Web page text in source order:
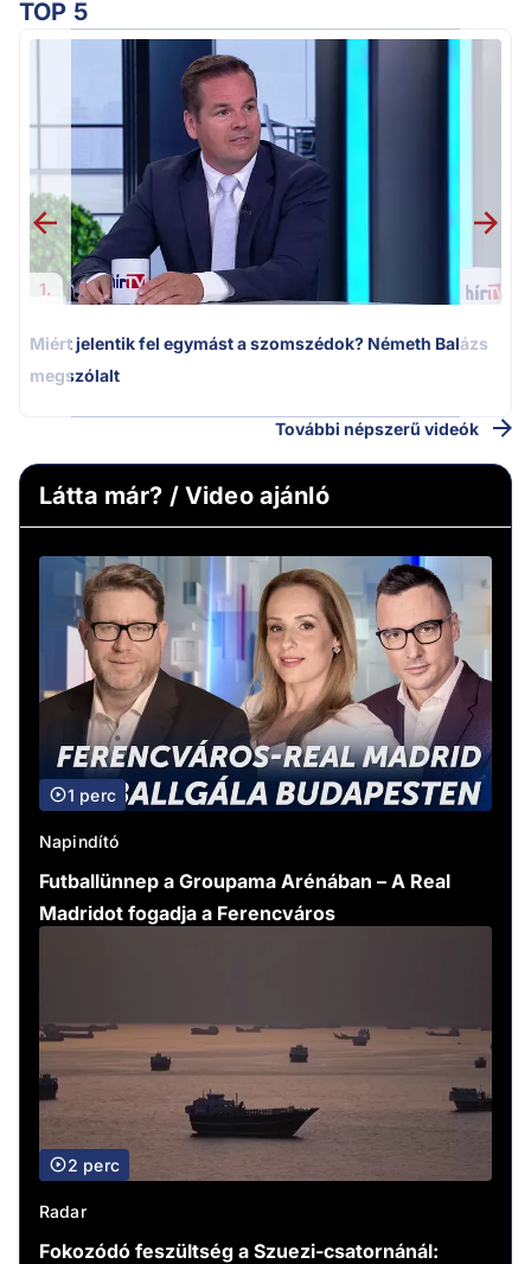
TOP 5
1.
Miért jelentik fel egymást a szomszédok? Németh Balázs
megszólalt
További népszerű videók
Látta már? / Video ajánló
1 perc
Napindító
Futballünnep a Groupama Arénában – A Real
Madridot fogadja a Ferencváros
2 perc
Radar
Fokozódó feszültség a Szuezi-csatornánál: